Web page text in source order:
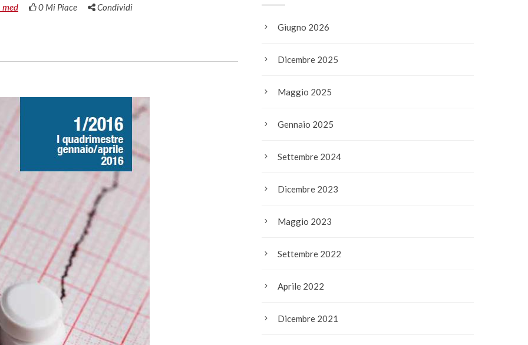
0 Mi Piace Condividi
Giugno 2026
Dicembre 2025
Maggio 2025
Gennaio 2025
Settembre 2024
Dicembre 2023
Maggio 2023
Settembre 2022
Aprile 2022
Dicembre 2021